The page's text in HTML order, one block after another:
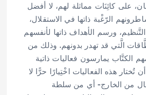
على كائِنَات مماثلة لهم، لا أفضل
الرّغْبة ذاتها في الاستقلال،
التَّنظيم، ورسم الأهداف ذاتها لأنفسهم
الَّتي قد تهدر بدونهم. وذلك من
الكتَّاب يمارسون فعاليات ذاتية
هذه الفعاليات اخْتِيارًا حرًّا لا
من الخارج- أي من سلطة